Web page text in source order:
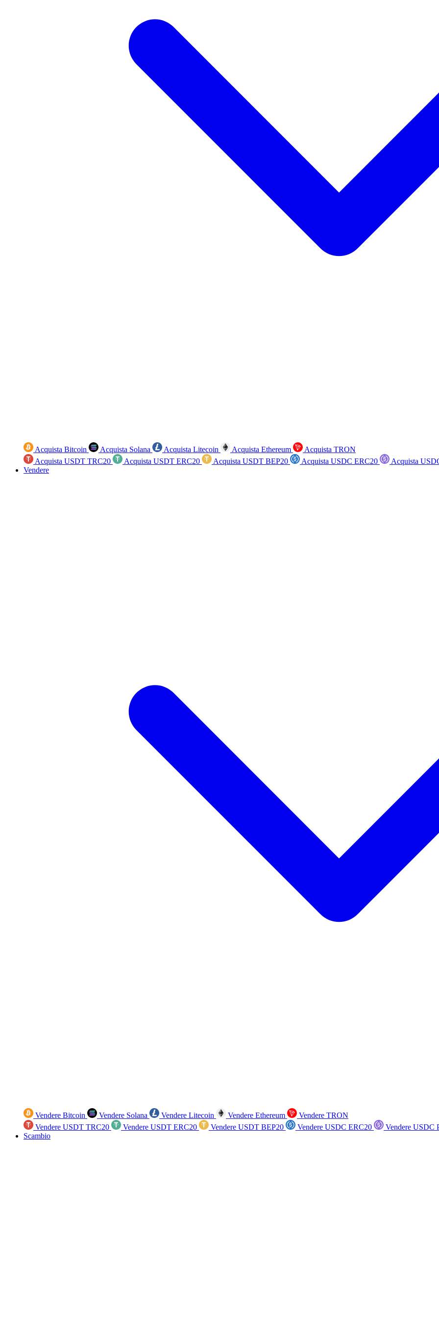
Acquista Bitcoin Acquista Solana Acquista Litecoin Acquista Ethereum
Acquista TRON
Acquista USDT TRC20
Acquista USDT ERC20 Acquista USDT BEP20 Acquista USDC ERC20
Acquista
Vendere
Vendere Bitcoin Vendere Solana Vendere Litecoin Vendere Ethereum
Vendere TRON
Vendere USDT TRC20
Vendere USDT ERC20 Vendere USDT BEP20 Vendere USDC ERC20
Vendere USDC
Scambio